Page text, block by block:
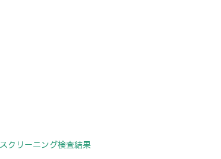
スクリーニング検査結果